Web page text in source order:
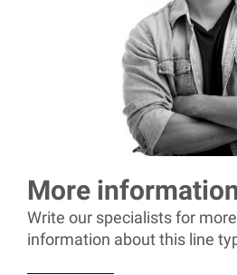
More
Write our specialists for
information about this line